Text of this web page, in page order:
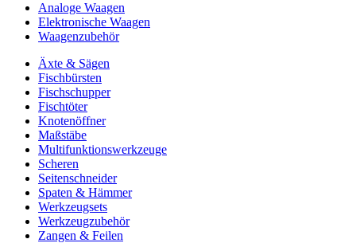
Analoge Waagen
Elektronische Waagen
Waagenzubehör
Äxte & Sägen
Fischbürsten
Fischschupper
Fischtöter
Knotenöffner
Maßstäbe
Multifunktionswerkzeuge
Scheren
Seitenschneider
Spaten & Hämmer
Werkzeugsets
Werkzeugzubehör
Zangen & Feilen